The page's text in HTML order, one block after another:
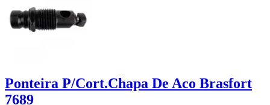
Ponteira P/Cort.Chapa De Aco Brasfort
7689